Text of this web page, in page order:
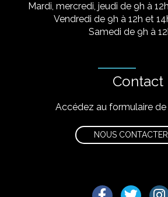
Mardi, mercredi, jeudi de 9h à
Vendredi de 9h à 12h et
Samedi de 9h à
Contact
Accédez au formulaire
NOUS CONTACTER
Lien vers le
Lien